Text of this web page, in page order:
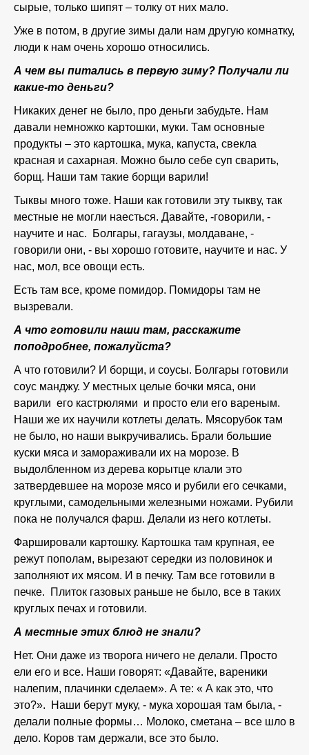
сырые, только шипят – толку от них мало.
Уже в потом, в другие зимы дали нам другую комнатку,
люди к нам очень хорошо относились.
А чем вы питались в первую зиму? Получали ли
какие-то деньги?
Никаких денег не было, про деньги забудьте. Нам
давали немножко картошки, муки. Там основные
продукты – это картошка, мука, капуста, свекла
красная и сахарная. Можно было себе суп сварить,
борщ. Наши там такие борщи варили!
Тыквы много тоже. Наши как готовили эту тыкву, так
местные не могли наесться. Давайте, -говорили, -
научите и нас. Болгары, гагаузы, молдаване, -
говорили они, - вы хорошо готовите, научите и нас. У
нас, мол, все овощи есть.
Есть там все, кроме помидор. Помидоры там не
вызревали.
А что готовили наши там, расскажите
поподробнее, пожалуйста?
А что готовили? И борщи, и соусы. Болгары готовили
соус манджу. У местных целые бочки мяса, они
варили его кастрюлями и просто ели его вареным.
Наши же их научили котлеты делать. Мясорубок там
не было, но наши выкручивались. Брали большие
куски мяса и замораживали их на морозе. В
выдолбленном из дерева корытце клали это
затвердевшее на морозе мясо и рубили его сечками,
круглыми, самодельными железными ножами. Рубили
пока не получался фарш. Делали из него котлеты.
Фаршировали картошку. Картошка там крупная, ее
режут пополам, вырезают середки из половинок и
заполняют их мясом. И в печку. Там все готовили в
печке. Плиток газовых раньше не было, все в таких
круглых печах и готовили.
А местные этих блюд не знали?
Нет. Они даже из творога ничего не делали. Просто
ели его и все. Наши говорят: «Давайте, вареники
налепим, плачинки сделаем». А те: « А как это, что
это?». Наши берут муку, - мука хорошая там была, -
делали полные формы… Молоко, сметана – все шло в
дело. Коров там держали, все это было.